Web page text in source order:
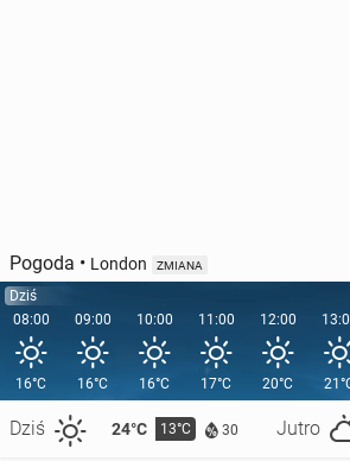
Pogoda • London ZMIANA
Dziś
08:00
16°C
Dziś 24°C 13°C 30 Jutro
09:00
16°C
10:00
16°C
11:00
17°C
12:00
20°C